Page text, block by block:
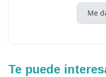
Me
Te puede